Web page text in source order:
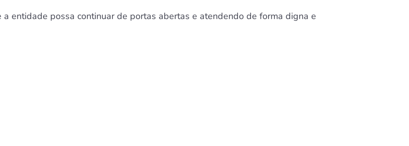
entidade possa continuar de portas abertas e atendendo de forma digna e